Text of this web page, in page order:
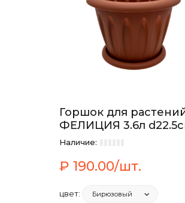
Горшок для
ФЕЛИЦИЯ 3.6л
Наличие:
₽ 190.00/шт.
цвет: